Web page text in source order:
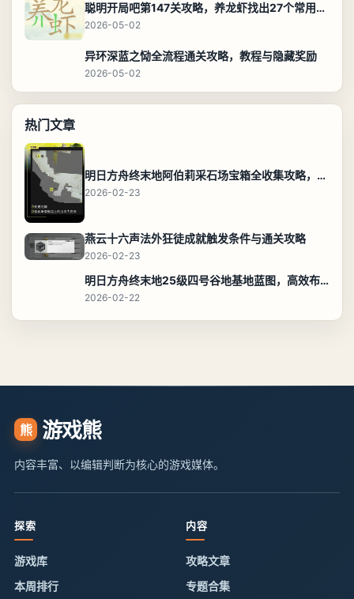
聪明开局吧第147关攻略，养龙虾找出27个常用字通关答案
2026-05-02
异环深蓝之恸全流程通关攻略，教程与隐藏奖励
2026-05-02
热门文章
明日方舟终末地阿伯莉采石场宝箱全收集攻略，全点位分布图与路线
2026-02-23
燕云十六声法外狂徒成就触发条件与通关攻略
2026-02-23
明日方舟终末地25级四号谷地基地蓝图，高效布局规划
2026-02-22
熊 游戏熊
内容丰富、以编辑判断为核心的游戏媒体。
探索
游戏库
本周排行
内容
攻略文章
专题合集